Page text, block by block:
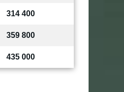
314 400
359 800
435 000